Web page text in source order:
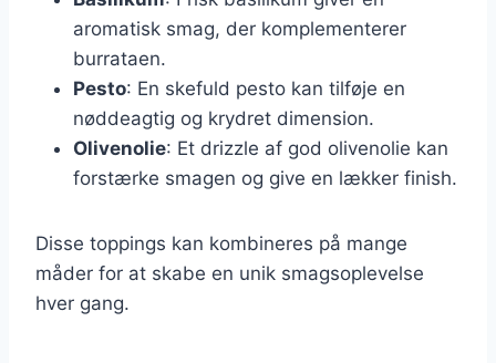
aromatisk smag, der komplementerer
burrataen.
Pesto: En skefuld pesto kan tilføje en
nøddeagtig og krydret dimension.
Olivenolie: Et drizzle af god olivenolie kan
forstærke smagen og give en lækker finish.
Disse toppings kan kombineres på mange
måder for at skabe en unik smagsoplevelse
hver gang.